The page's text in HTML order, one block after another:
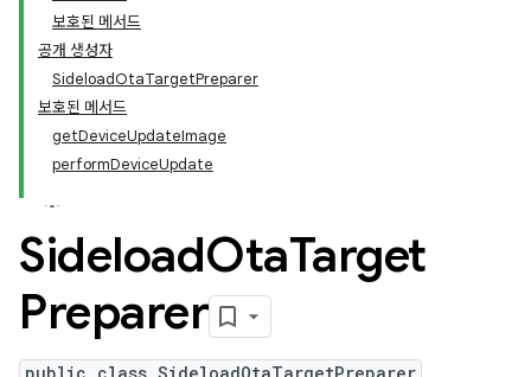
보호된 메서드
공개 생성자
SideloadOtaTargetPreparer
보호된 메서드
getDeviceUpdateImage
performDeviceUpdate
SideloadOtaTarget
Preparer